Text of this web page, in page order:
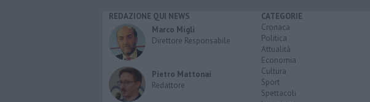
REDAZIONE QUI NEWS
Marco Migli
Direttore Responsabile
Pietro Mattonai
Redattore
CATEGORIE
Cronaca
Politica
Attualità
Economia
Cultura
Sport
Spettacoli